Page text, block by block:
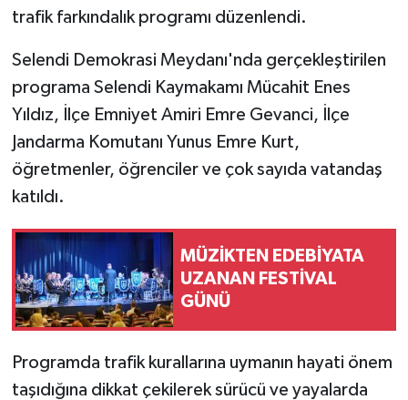
trafik farkındalık programı düzenlendi.
Selendi Demokrasi Meydanı'nda gerçekleştirilen
programa Selendi Kaymakamı Mücahit Enes
Yıldız, İlçe Emniyet Amiri Emre Gevanci, İlçe
Jandarma Komutanı Yunus Emre Kurt,
öğretmenler, öğrenciler ve çok sayıda vatandaş
katıldı.
MÜZİKTEN EDEBİYATA
UZANAN FESTİVAL
GÜNÜ
Programda trafik kurallarına uymanın hayati önem
taşıdığına dikkat çekilerek sürücü ve yayalarda